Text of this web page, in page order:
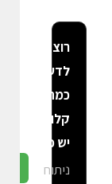
רוצה
לדעת
כמה
קלוריות
יש פה?
ניתוח